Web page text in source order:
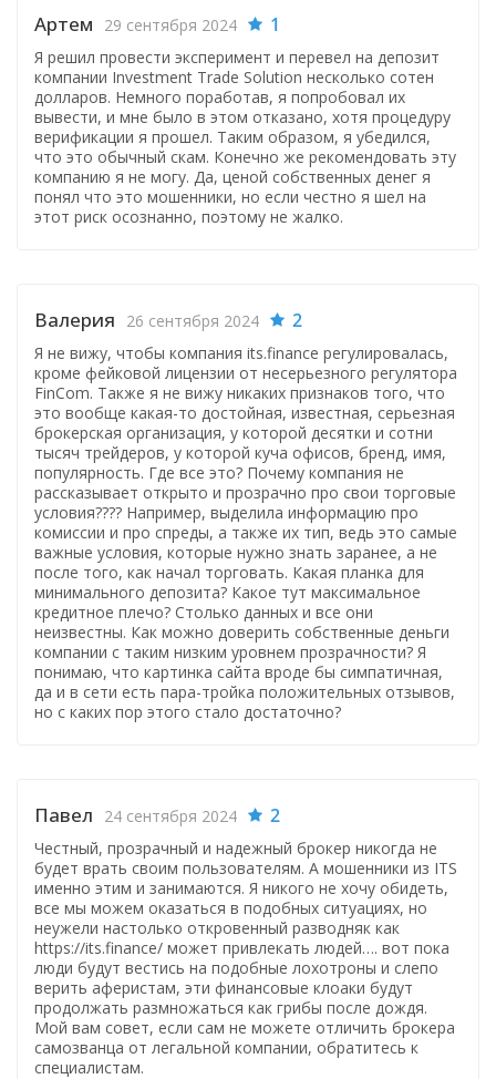
Артем 29 сентября 2024 1
Я решил провести эксперимент и перевел на депозит
компании Investment Trade Solution несколько сотен
долларов. Немного поработав, я попробовал их
вывести, и мне было в этом отказано, хотя процедуру
верификации я прошел. Таким образом, я убедился,
что это обычный скам. Конечно же рекомендовать эту
компанию я не могу. Да, ценой собственных денег я
понял что это мошенники, но если честно я шел на
этот риск осознанно, поэтому не жалко.
Валерия 26 сентября 2024 2
Я не вижу, чтобы компания its.finance регулировалась,
кроме фейковой лицензии от несерьезного регулятора
FinCom. Также я не вижу никаких признаков того, что
это вообще какая-то достойная, известная, серьезная
брокерская организация, у которой десятки и сотни
тысяч трейдеров, у которой куча офисов, бренд, имя,
популярность. Где все это? Почему компания не
рассказывает открыто и прозрачно про свои торговые
условия???? Например, выделила информацию про
комиссии и про спреды, а также их тип, ведь это самые
важные условия, которые нужно знать заранее, а не
после того, как начал торговать. Какая планка для
минимального депозита? Какое тут максимальное
кредитное плечо? Столько данных и все они
неизвестны. Как можно доверить собственные деньги
компании с таким низким уровнем прозрачности? Я
понимаю, что картинка сайта вроде бы симпатичная,
да и в сети есть пара-тройка положительных отзывов,
но с каких пор этого стало достаточно?
Павел 24 сентября 2024 2
Честный, прозрачный и надежный брокер никогда не
будет врать своим пользователям. А мошенники из ITS
именно этим и занимаются. Я никого не хочу обидеть,
все мы можем оказаться в подобных ситуациях, но
неужели настолько откровенный разводняк как
https://its.finance/ может привлекать людей…. вот пока
люди будут вестись на подобные лохотроны и слепо
верить аферистам, эти финансовые клоаки будут
продолжать размножаться как грибы после дождя.
Мой вам совет, если сам не можете отличить брокера
самозванца от легальной компании, обратитесь к
специалистам.